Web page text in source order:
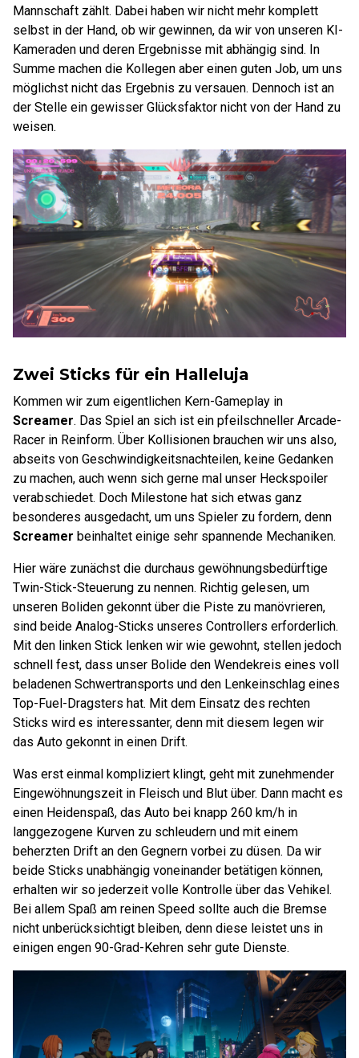
Mannschaft zählt. Dabei haben wir nicht mehr komplett
selbst in der Hand, ob wir gewinnen, da wir von unseren KI-
Kameraden und deren Ergebnisse mit abhängig sind. In
Summe machen die Kollegen aber einen guten Job, um uns
möglichst nicht das Ergebnis zu versauen. Dennoch ist an
der Stelle ein gewisser Glücksfaktor nicht von der Hand zu
weisen.
Zwei Sticks für ein Halleluja
Kommen wir zum eigentlichen Kern-Gameplay in
Screamer. Das Spiel an sich ist ein pfeilschneller Arcade-
Racer in Reinform. Über Kollisionen brauchen wir uns also,
abseits von Geschwindigkeitsnachteilen, keine Gedanken
zu machen, auch wenn sich gerne mal unser Heckspoiler
verabschiedet. Doch Milestone hat sich etwas ganz
besonderes ausgedacht, um uns Spieler zu fordern, denn
Screamer beinhaltet einige sehr spannende Mechaniken.
Hier wäre zunächst die durchaus gewöhnungsbedürftige
Twin-Stick-Steuerung zu nennen. Richtig gelesen, um
unseren Boliden gekonnt über die Piste zu manövrieren,
sind beide Analog-Sticks unseres Controllers erforderlich.
Mit den linken Stick lenken wir wie gewohnt, stellen jedoch
schnell fest, dass unser Bolide den Wendekreis eines voll
beladenen Schwertransports und den Lenkeinschlag eines
Top-Fuel-Dragsters hat. Mit dem Einsatz des rechten
Sticks wird es interessanter, denn mit diesem legen wir
das Auto gekonnt in einen Drift.
Was erst einmal kompliziert klingt, geht mit zunehmender
Eingewöhnungszeit in Fleisch und Blut über. Dann macht es
einen Heidenspaß, das Auto bei knapp 260 km/h in
langgezogene Kurven zu schleudern und mit einem
beherzten Drift an den Gegnern vorbei zu düsen. Da wir
beide Sticks unabhängig voneinander betätigen können,
erhalten wir so jederzeit volle Kontrolle über das Vehikel.
Bei allem Spaß am reinen Speed sollte auch die Bremse
nicht unberücksichtigt bleiben, denn diese leistet uns in
einigen engen 90-Grad-Kehren sehr gute Dienste.